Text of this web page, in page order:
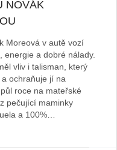
NOVÁK
Moreová v autě vozí
energie a dobré nálady.
vliv i talisman, který
ochraňuje jí na
roce na mateřské
pečující maminky
a 100%…